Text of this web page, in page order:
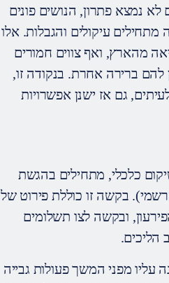
נמצא פתרון, הנושים פונים
עיקולים והגבלות. אלו
מהארץ, ואף צווים חמורים
ברירה אחרת. בנקודה זו,
גם אז ישנן אפשרויות
כלכלי, מתחילים בהגשת
בקשה זו כוללת פירוט של
ובקשה לצו תשלומים
הליכים.
עליו מפני המשך פעולות גבייה